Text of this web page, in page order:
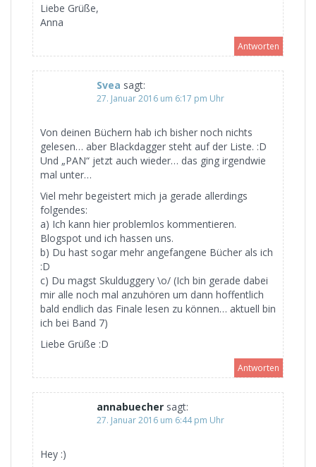
Liebe Grüße,
Anna
Antworten
Svea sagt:
27. Januar 2016 um 6:17 pm Uhr
Von deinen Büchern hab ich bisher noch nichts
gelesen… aber Blackdagger steht auf der Liste. :D
Und „PAN“ jetzt auch wieder… das ging irgendwie
mal unter…
Viel mehr begeistert mich ja gerade allerdings
folgendes:
a) Ich kann hier problemlos kommentieren.
Blogspot und ich hassen uns.
b) Du hast sogar mehr angefangene Bücher als ich
:D
c) Du magst Skulduggery \o/ (Ich bin gerade dabei
mir alle noch mal anzuhören um dann hoffentlich
bald endlich das Finale lesen zu können… aktuell bin
ich bei Band 7)
Liebe Grüße :D
Antworten
annabuecher sagt:
27. Januar 2016 um 6:44 pm Uhr
Hey :)